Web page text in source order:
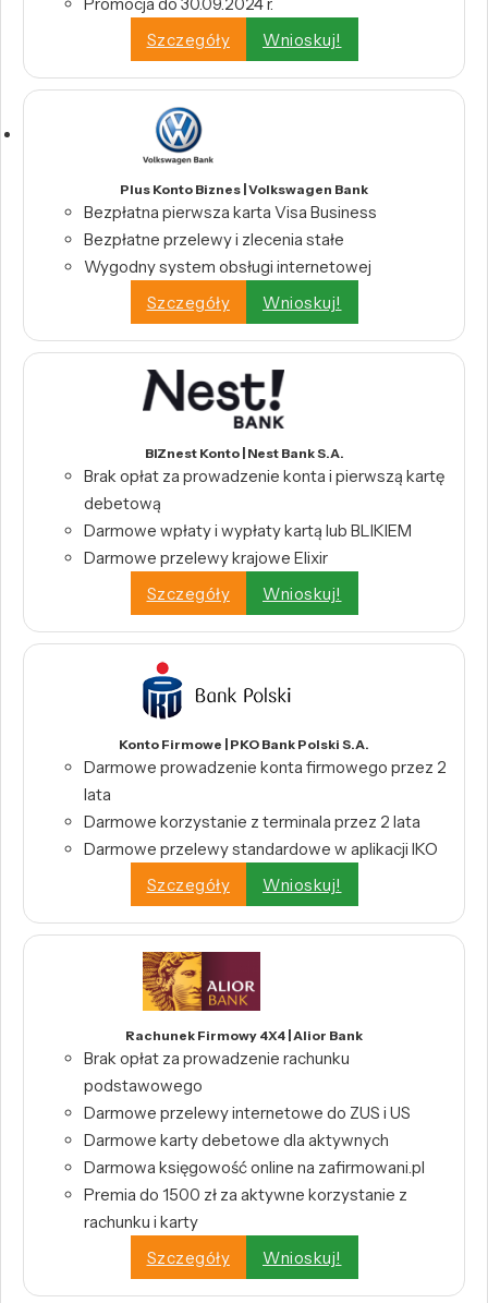
Promocja do 30.09.2024 r.
Szczegóły
Wnioskuj!
Plus Konto Biznes | Volkswagen Bank
Bezpłatna pierwsza karta Visa Business
Bezpłatne przelewy i zlecenia stałe
Wygodny system obsługi internetowej
Szczegóły
Wnioskuj!
BIZnest Konto | Nest Bank S.A.
Brak opłat za prowadzenie konta i pierwszą kartę
debetową
Darmowe wpłaty i wypłaty kartą lub BLIKIEM
Darmowe przelewy krajowe Elixir
Szczegóły
Wnioskuj!
Konto Firmowe | PKO Bank Polski S.A.
Darmowe prowadzenie konta firmowego przez 2
lata
Darmowe korzystanie z terminala przez 2 lata
Darmowe przelewy standardowe w aplikacji IKO
Szczegóły
Wnioskuj!
Rachunek Firmowy 4X4 | Alior Bank
Brak opłat za prowadzenie rachunku
podstawowego
Darmowe przelewy internetowe do ZUS i US
Darmowe karty debetowe dla aktywnych
Darmowa księgowość online na zafirmowani.pl
Premia do 1500 zł za aktywne korzystanie z
rachunku i karty
Szczegóły
Wnioskuj!